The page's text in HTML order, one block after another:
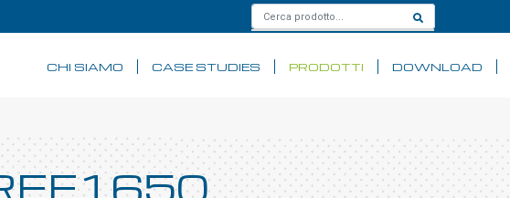
CHI SIAMO CASE STUDIES PRODOTTI DOWNLOAD